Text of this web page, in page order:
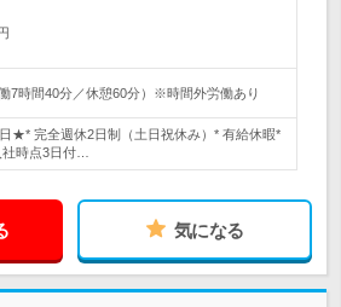
7時間40分／休憩60分）※時間外労働あり
★* 完全週休2日制（土日祝休み）* 有給休暇*
時点3日付…
気になる